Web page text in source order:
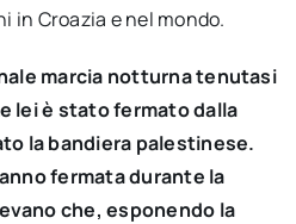
in Croazia e nel mondo.
marcia notturnatenutasi
lei è stato fermato dalla
labandiera palestinese.
fermata durante la
che, esponendo la